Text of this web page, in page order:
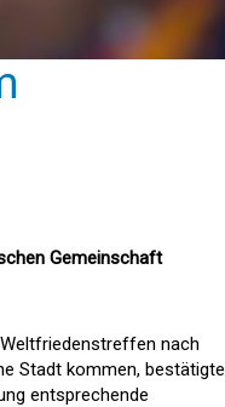
Gemeinschaft
nach
Stadt kommen, bestätigte
entsprechende